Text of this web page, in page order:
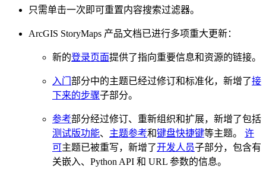
只需单击一次即可重置内容搜索过滤器。
ArcGIS StoryMaps 产品文档已进行多项重大更新：
新的登录页面提供了指向重要信息和资源的链接。
入门 部分中的主题已经过修订和标准化，新增了接
下来的步骤子部分。
参考部分经过修订、重新组织和扩展，新增了包括
测试版功能、 主题参考和键盘快捷键等主题。 许
可主题已被重写，新增了开发人员子部分，包含有
关嵌入、Python API 和 URL 参数的信息。